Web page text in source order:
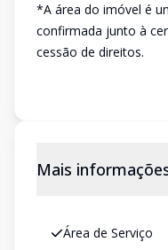
*A área do imóvel é
confirmada junto à
cessão de direitos.
Mais
Área de Serviço